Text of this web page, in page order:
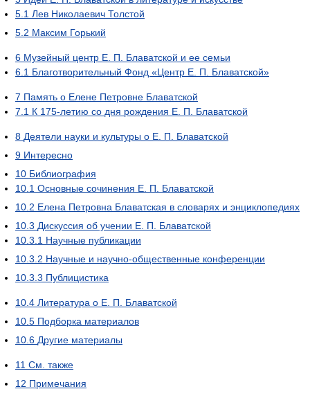
5.1 Лев Николаевич Толстой
5.2 Максим Горький
6 Музейный центр Е. П. Блаватской и ее семьи
6.1 Благотворительный Фонд «Центр Е. П. Блаватской»
7 Память о Елене Петровне Блаватской
7.1 К 175-летию со дня рождения Е. П. Блаватской
8 Деятели науки и культуры о Е. П. Блаватской
9 Интересно
10 Библиография
10.1 Основные сочинения Е. П. Блаватской
10.2 Елена Петровна Блаватская в словарях и энциклопедиях
10.3 Дискуссия об учении Е. П. Блаватской
10.3.1 Научные публикации
10.3.2 Научные и научно-общественные конференции
10.3.3 Публицистика
10.4 Литература о Е. П. Блаватской
10.5 Подборка материалов
10.6 Другие материалы
11 См. также
12 Примечания